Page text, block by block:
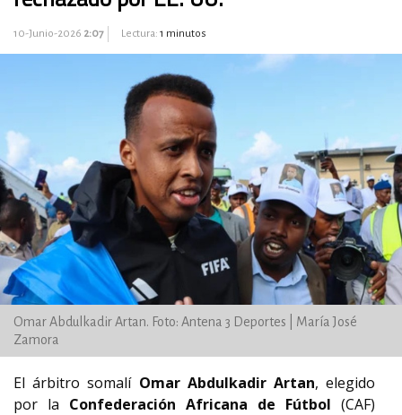
10-Junio-2026 2:07 Lectura: 1 minutos
Omar Abdulkadir Artan. Foto: Antena 3 Deportes | María José
Zamora
El árbitro somalí Omar Abdulkadir Artan, elegido
por la Confederación Africana de Fútbol (CAF)